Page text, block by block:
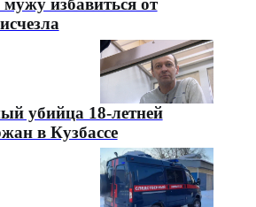
избавиться от
убийца 18-летней
в Кузбассе